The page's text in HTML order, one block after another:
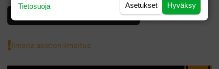
Käyttäjä on vahvasti tunnistettu
Ilmoita asiaton ilmoitus
Hyväksy
Asetukset
Tietosuoja